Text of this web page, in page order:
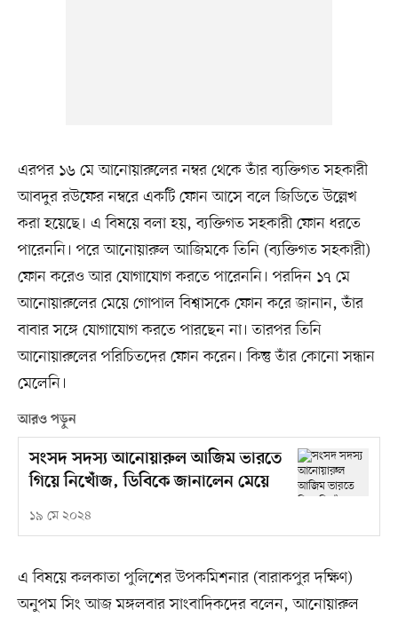
এরপর ১৬ মে আনোয়ারুলের নম্বর থেকে তাঁর ব্যক্তিগত সহকারী
আবদুর রউফের নম্বরে একটি ফোন আসে বলে জিডিতে উল্লেখ
করা হয়েছে। এ বিষয়ে বলা হয়, ব্যক্তিগত সহকারী ফোন ধরতে
পারেননি। পরে আনোয়ারুল আজিমকে তিনি (ব্যক্তিগত সহকারী)
ফোন করেও আর যোগাযোগ করতে পারেননি। পরদিন ১৭ মে
আনোয়ারুলের মেয়ে গোপাল বিশ্বাসকে ফোন করে জানান, তাঁর
বাবার সঙ্গে যোগাযোগ করতে পারছেন না। তারপর তিনি
আনোয়ারুলের পরিচিতদের ফোন করেন। কিন্তু তাঁর কোনো সন্ধান
মেলেনি।
আরও পড়ুন
সংসদ সদস্য আনোয়ারুল আজিম ভারতে
গিয়ে নিখোঁজ, ডিবিকে জানালেন মেয়ে
১৯ মে ২০২৪
এ বিষয়ে কলকাতা পুলিশের উপকমিশনার (বারাকপুর দক্ষিণ)
অনুপম সিং আজ মঙ্গলবার সাংবাদিকদের বলেন, আনোয়ারুল